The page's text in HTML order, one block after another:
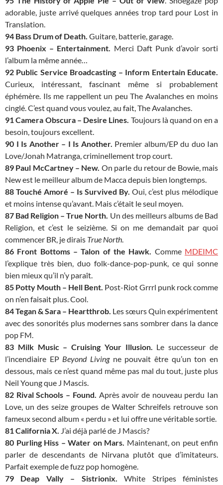
adorable, juste arrivé quelques années trop tard pour Lost in
Translation.
94 Bass Drum of Death. Guitare, batterie, garage.
93 Phoenix – Entertainment. Merci Daft Punk d’avoir sorti
l’album la même année…
92 Public Service Broadcasting – Inform Entertain Educate.
Curieux, intéressant, fascinant même si probablement
éphémère. Ils me rappellent un peu The Avalanches en moins
cinglé. C’est quand vous voulez, au fait, The Avalanches.
91 Camera Obscura – Desire Lines. Toujours là quand on en a
besoin, toujours excellent.
90 I Is Another – I Is Another. Premier album/EP du duo Ian
Love/Jonah Matranga, criminellement trop court.
89 Paul McCartney – New. On parle du retour de Bowie, mais
New est le meilleur album de Macca depuis bien longtemps.
88 Touché Amoré – Is Survived By. Oui, c’est plus mélodique
et moins intense qu’avant. Mais c’était le seul moyen.
87 Bad Religion – True North. Un des meilleurs albums de Bad
Religion, et c’est le seizième. Si on me demandait par quoi
commencer BR, je dirais True North.
86 Front Bottoms – Talon of the Hawk. Comme MDEIMC
l’explique très bien, duo folk-dance-pop-punk, ce qui sonne
bien mieux qu’il n’y paraît.
85 Potty Mouth – Hell Bent. Post-Riot Grrrl punk rock comme
on n’en faisait plus. Cool.
84 Tegan & Sara – Heartthrob. Les sœurs Quin expérimentent
avec des sonorités plus modernes sans sombrer dans la dance
pop FM.
83 Milk Music – Cruising Your Illusion. Le successeur de
l’incendiaire EP Beyond Livingne pouvait être qu’un ton en
dessous, mais ce n’est quand même pas mal du tout, juste plus
Neil Young que J Mascis.
82 Rival Schools – Found. Après avoir de nouveau perdu Ian
Love, un des seize groupes de Walter Schreifels retrouve son
fameux second album « perdu » et lui offre une véritable sortie.
81 California X. J’ai déjà parlé de J Mascis?
80 Purling Hiss – Water on Mars. Maintenant, on peut enfin
parler de descendants de Nirvana plutôt que d’imitateurs.
Parfait exemple de fuzz pop homogène.
79 Deap Vally – Sistrionix. White Stripes féministes